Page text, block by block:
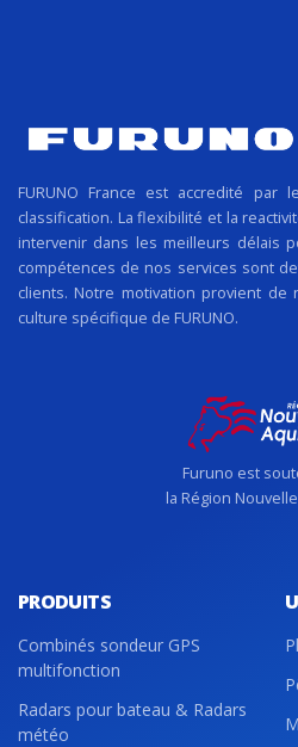
FURUNO France est accredité par
classification. La flexibilité et la
intervenir dans les meilleurs délais
compétences de nos services sont
clients. Notre motivation provient
culture spécifique de FURUNO.
Furuno est
la Région
PRODUITS
Combinés sondeur GPS
multifonction
Radars pour bateau & Radars
météo